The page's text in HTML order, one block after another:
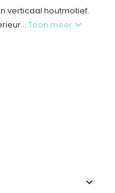
verticaal houtmotief.
Toon meer